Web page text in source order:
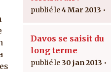
4 Mar 2013
Davos se saisit du
long terme
30 jan 2013